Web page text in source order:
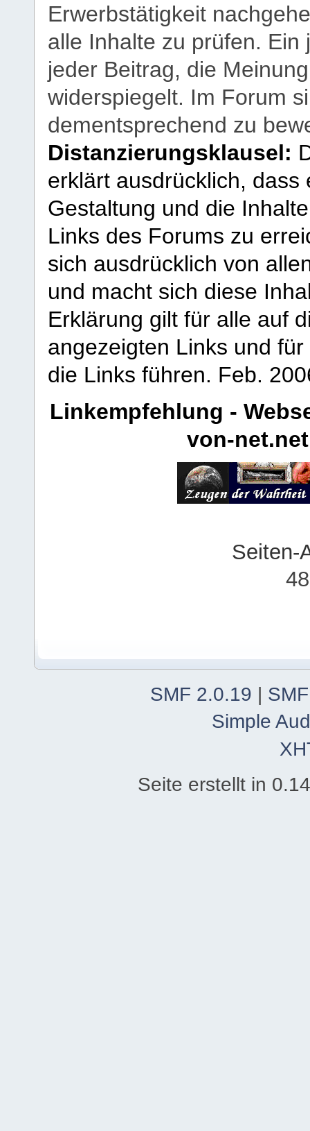
Erwerbstätigkeit
alle Inhalte zu prüfen.
jeder Beitrag, die
widerspiegelt. Im Forum
dementsprechend zu
Distanzierungsklausel:
erklärt ausdrücklich,
Gestaltung und die
Links des Forums zu
sich ausdrücklich von
und macht sich diese
Erklärung gilt für alle auf
angezeigten Links und
die Links führen. Feb.
Linkempfehlung -
von-net.net
Seiten-
SMF 2.0.19
Simple
Seite erstellt in